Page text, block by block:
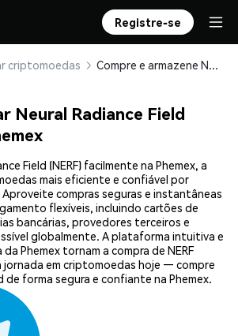
Registre-se
criptomoedas Compre e armazene Neural Radiance Field (NERF) com segurança
Neural Radiance Field
Field (NERF) facilmente na Phemex, a
mais eficiente e confiável por
compras seguras e instantâneas
flexíveis, incluindo cartões de
bancárias, provedores terceiros e
globalmente. A plataforma intuitiva e
Phemex tornam a compra de NERF
jornada em criptomoedas hoje — compre
de forma segura e confiante na Phemex.